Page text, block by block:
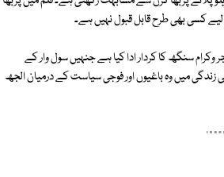
لیے کسی بھی طرح قابل قبول نہیں ہے۔
وکرام سنگھ کا کردار ادا کیا ہے جنہیں سول وار کے
زندگی میں وہ باغیوں اور فوجی سیاست کے درمیان الجھ